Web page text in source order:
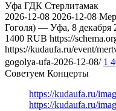
Уфа ГДК Стерлитамак
2026-12-08 2026-12-08
Гоголя) — Уфа, 8 декабря
1400 RUB https://
https://kudaufa.ru/event/
gogolya-ufa-2026-12-08/ 1
Советуем Концерты
https://kudaufa.ru/
https://kudaufa.ru/